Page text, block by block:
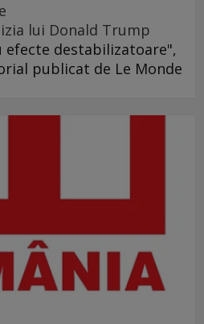
lui Donald Trump
efecte destabilizatoare",
publicat de Le Monde